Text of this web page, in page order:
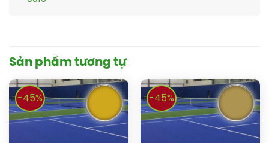
Sản phẩm tương tự
-45% -45%